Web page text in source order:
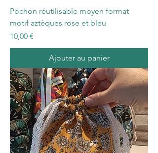
Pochon réutilisable moyen format
motif aztèques rose et bleu
Prix
10,00 €
Ajouter au panier